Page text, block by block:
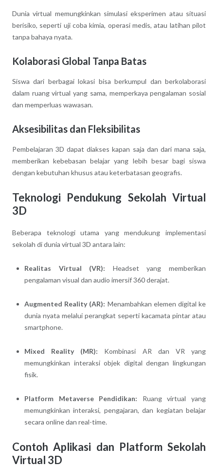
Dunia virtual memungkinkan simulasi eksperimen atau situasi
berisiko, seperti uji coba kimia, operasi medis, atau latihan pilot
tanpa bahaya nyata.
Kolaborasi Global Tanpa Batas
Siswa dari berbagai lokasi bisa berkumpul dan berkolaborasi
dalam ruang virtual yang sama, memperkaya pengalaman sosial
dan memperluas wawasan.
Aksesibilitas dan Fleksibilitas
Pembelajaran 3D dapat diakses kapan saja dan dari mana saja,
memberikan kebebasan belajar yang lebih besar bagi siswa
dengan kebutuhan khusus atau keterbatasan geografis.
Teknologi Pendukung Sekolah Virtual
3D
Beberapa teknologi utama yang mendukung implementasi
sekolah di dunia virtual 3D antara lain:
Realitas Virtual (VR): Headset yang memberikan
pengalaman visual dan audio imersif 360 derajat.
Augmented Reality (AR): Menambahkan elemen digital ke
dunia nyata melalui perangkat seperti kacamata pintar atau
smartphone.
Mixed Reality (MR): Kombinasi AR dan VR yang
memungkinkan interaksi objek digital dengan lingkungan
fisik.
Platform Metaverse Pendidikan: Ruang virtual yang
memungkinkan interaksi, pengajaran, dan kegiatan belajar
secara online dan real-time.
Contoh Aplikasi dan Platform Sekolah
Virtual 3D